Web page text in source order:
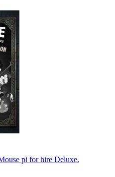
pi for hire Deluxe.